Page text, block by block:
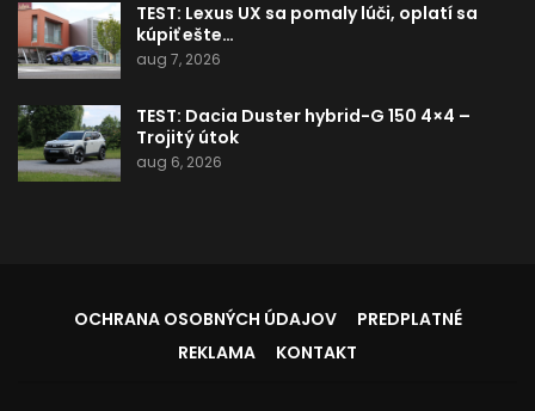
TEST: Lexus UX sa pomaly lúči, oplatí sa
kúpiť ešte…
aug 7, 2026
TEST: Dacia Duster hybrid-G 150 4×4 –
Trojitý útok
aug 6, 2026
OCHRANA OSOBNÝCH ÚDAJOV
PREDPLATNÉ
REKLAMA
KONTAKT